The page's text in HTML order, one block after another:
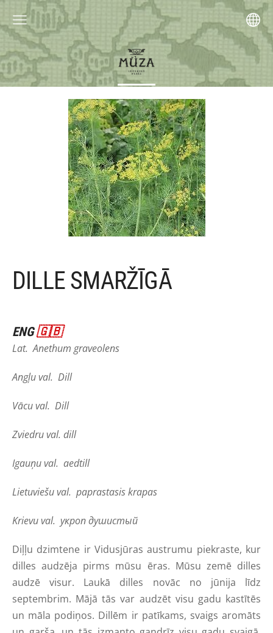
DILLE SMARŽĪGĀ
ENG🇬🇧
Lat. Anethum graveolens
Angļu val. Dill
Vācu val. Dill
Zviedru val. dill
Igauņu val. aedtill
Lietuviešu val. paprastasis krapas
Krievu val. укроп душистый
Diļļu dzimtene ir Vidusjūras austrumu piekraste, kur
dilles audzēja pirms mūsu ēras. Mūsu zemē dilles
audzē visur. Laukā dilles novāc no jūnija līdz
septembrim. Mājā tās var audzēt visu gadu kastītēs
un māla podiņos. Dillēm ir patīkams, svaigs aromāts